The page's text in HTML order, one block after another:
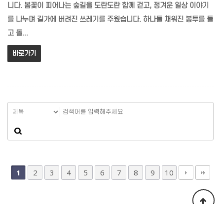
니다. 봄꽃이 피어나는 숲길을 도란도란 함께 걷고, 정겨운 일상 이야기
를 나누며 길가에 버려진 쓰레기를 주웠습니다. 하나둘 채워진 봉투를 들
고 돌...
바로가기
1 2 3 4 5 6 7 8 9 10